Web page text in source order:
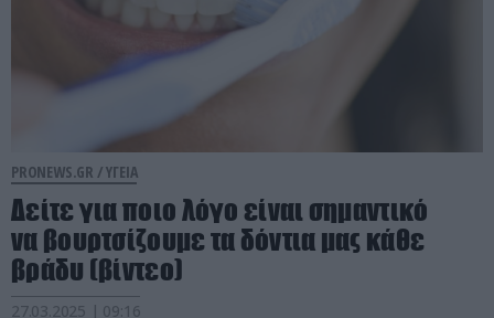
PRONEWS.GR /ΥΓΕΙΑ
Δείτε για ποιο λόγο είναι σημαντικό
να βουρτσίζουμε τα δόντια μας κάθε
βράδυ (βίντεο)
27.03.2025 | 09:16